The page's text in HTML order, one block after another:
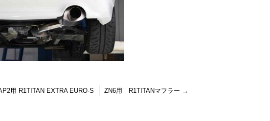
用 R1TITAN EXTRA EURO-S ZN6用 R1TITANマフラー →